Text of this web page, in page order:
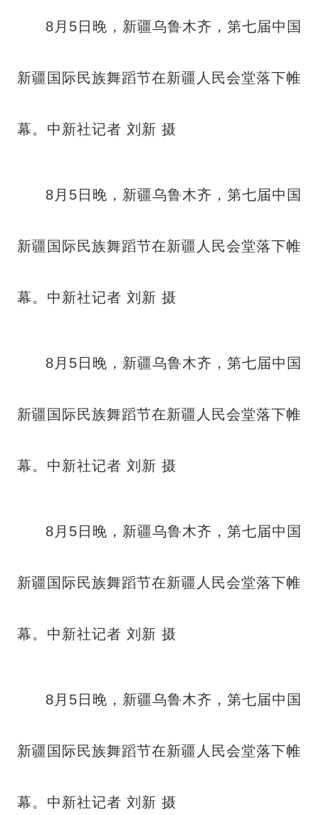
8月5日晚，新疆乌鲁木齐，第七届中国
新疆国际民族舞蹈节在新疆人民会堂落下帷
幕。中新社记者 刘新 摄
8月5日晚，新疆乌鲁木齐，第七届中国
新疆国际民族舞蹈节在新疆人民会堂落下帷
幕。中新社记者 刘新 摄
8月5日晚，新疆乌鲁木齐，第七届中国
新疆国际民族舞蹈节在新疆人民会堂落下帷
幕。中新社记者 刘新 摄
8月5日晚，新疆乌鲁木齐，第七届中国
新疆国际民族舞蹈节在新疆人民会堂落下帷
幕。中新社记者 刘新 摄
8月5日晚，新疆乌鲁木齐，第七届中国
新疆国际民族舞蹈节在新疆人民会堂落下帷
幕。中新社记者 刘新 摄